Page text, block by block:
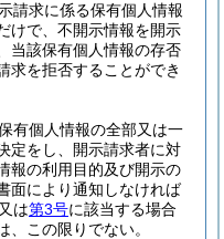
請求に係る保有個人情報
けで、不開示情報を開示
当該保有個人情報の存否
求を拒否することができ
有個人情報の全部又は一
定をし、開示請求者に対
報の利用目的及び開示の
面により通知しなければ
又は第3号に該当する場合
、この限りでない。